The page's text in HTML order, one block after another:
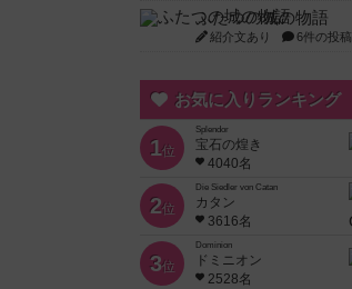
ふたつの城の物語
紹介文あり 6件の投稿
お気に入りランキング
1位
Splendor
宝石の煌き
4040名
2位
Die Siedler von Catan
カタン
3616名
3位
Dominion
ドミニオン
2528名